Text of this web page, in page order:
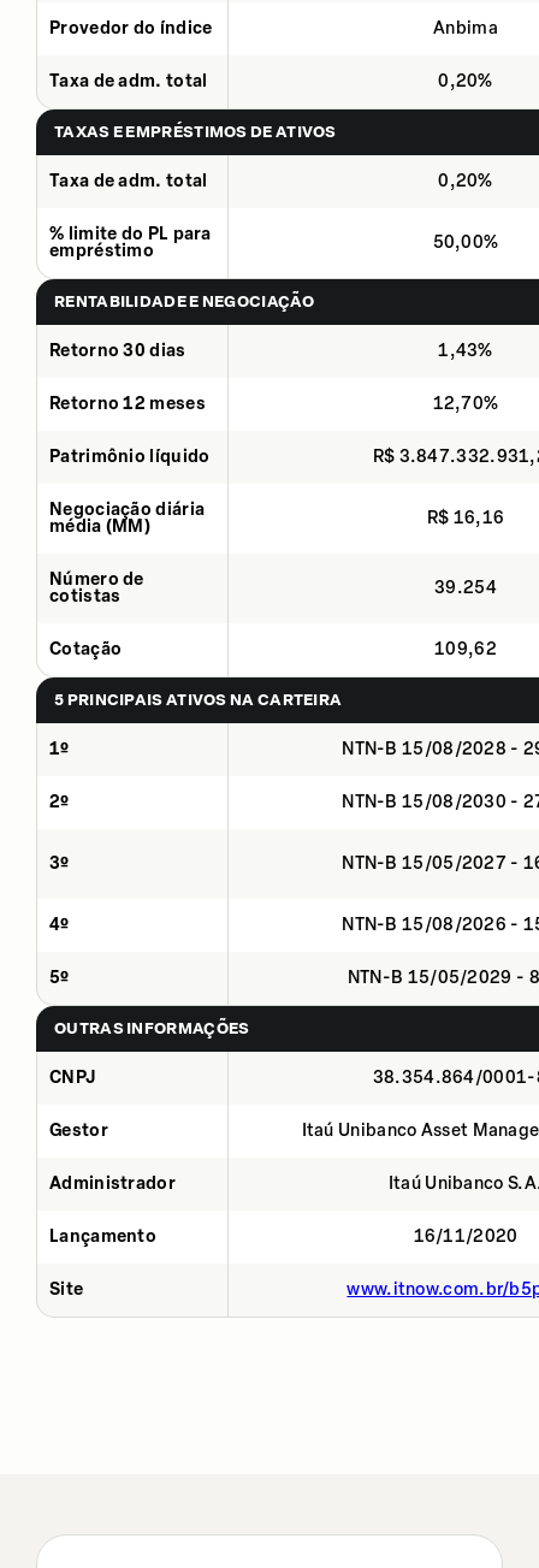
Provedor do índice Anbima
Taxa de adm. total 0,20%
TAXAS E EMPRÉSTIMOS DE ATIVOS
Taxa de adm. total 0,20%
% limite do PL para
empréstimo
50,00%
RENTABILIDADE E NEGOCIAÇÃO
Retorno 30 dias 1,43%
Retorno 12 meses 12,70%
Patrimônio líquido R$
Negociação diária
média (MM)
R$ 16,16
Número de
cotistas
39.254
Cotação 109,62
5 PRINCIPAIS ATIVOS NA CARTEIRA
1º NTN-B 15/08/2028 -
2º NTN-B 15/08/2030 -
3º NTN-B 15/05/2027 -
4º NTN-B 15/08/2026 -
5º NTN-B 15/05/2029 -
OUTRAS INFORMAÇÕES
CNPJ 38.354.864/0001-
Gestor Itaú Unibanco Asset
Administrador Itaú Unibanco
Lançamento 16/11/2020
Site www.itnow.com.br/